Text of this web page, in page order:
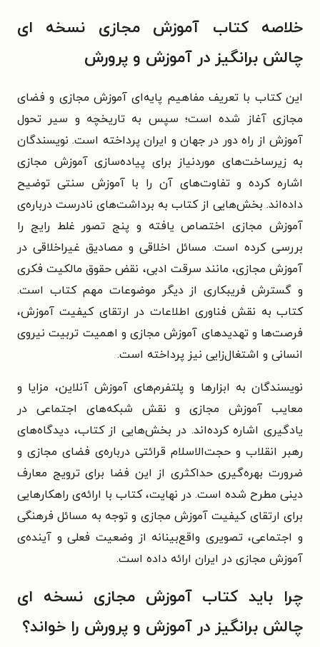
خلاصه کتاب آموزش مجازی نسخه ای
چالش برانگیز در آموزش و پرورش
این کتاب با تعریف مفاهیم پایه‌ای آموزش مجازی و فضای
مجازی آغاز شده است؛ سپس به تاریخچه و سیر تحول
آموزش از راه دور در جهان و ایران پرداخته است. نویسندگان
به زیرساخت‌های موردنیاز برای پیاده‌سازی آموزش مجازی
اشاره کرده و تفاوت‌های آن را با آموزش سنتی توضیح
داده‌اند. بخش‌هایی از کتاب به برداشت‌های نادرست درباره‌ی
آموزش مجازی اختصاص یافته و پنج تصور غلط رایج را
بررسی کرده است. مسائل اخلاقی و مصادیق غیراخلاقی در
آموزش مجازی، مانند سرقت ادبی، نقض حقوق مالکیت فکری
و گسترش فریبکاری از دیگر موضوعات مهم کتاب است.
کتاب به نقش فناوری اطلاعات در ارتقای کیفیت آموزش،
فرصت‌ها و تهدیدهای آموزش مجازی و اهمیت تربیت نیروی
انسانی و اشتغال‌زایی نیز پرداخته است.
نویسندگان به ابزارها و پلتفرم‌های آموزش آنلاین، مزایا و
معایب آموزش مجازی و نقش شبکه‌های اجتماعی در
یادگیری اشاره کرده‌اند. در بخش‌هایی از کتاب، دیدگاه‌های
رهبر انقلاب و حجت‌الاسلام قرائتی درباره‌ی فضای مجازی و
ضرورت بهره‌گیری حداکثری از این فضا برای ترویج معارف
دینی مطرح شده است. در نهایت، کتاب با ارائه‌ی راهکارهایی
برای ارتقای کیفیت آموزش مجازی و توجه به مسائل فرهنگی
و اجتماعی، تصویری واقع‌بینانه از وضعیت فعلی و آینده‌ی
آموزش مجازی در ایران ارائه داده است.
چرا باید کتاب آموزش مجازی نسخه ای
چالش برانگیز در آموزش و پرورش را خواند؟